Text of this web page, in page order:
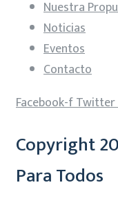
Nuestra
Noticias
Eventos
Contacto
Facebook-fTwitter
Copyright
Para Todos